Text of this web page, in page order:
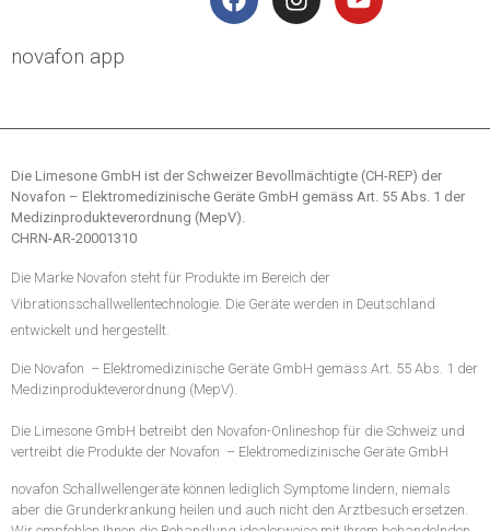
novafon app
Die Limesone GmbH ist der Schweizer Bevollmächtigte (CH-REP) der
Novafon – Elektromedizinische Geräte GmbH gemäss Art. 55 Abs. 1 der
Medizinprodukteverordnung (MepV).
CHRN-AR-20001310
Die Marke Novafon steht für Produkte im Bereich der
Vibrationsschallwellentechnologie. Die Geräte werden in Deutschland
entwickelt und hergestellt.
Die Novafon – Elektromedizinische Geräte GmbH gemäss Art. 55 Abs. 1 der
Medizinprodukteverordnung (MepV).
Die Limesone GmbH betreibt den Novafon-Onlineshop für die Schweiz und
vertreibt die Produkte der Novafon – Elektromedizinische Geräte GmbH
novafon Schallwellengeräte können lediglich Symptome lindern, niemals
aber die Grunderkrankung heilen und auch nicht den Arztbesuch ersetzen.